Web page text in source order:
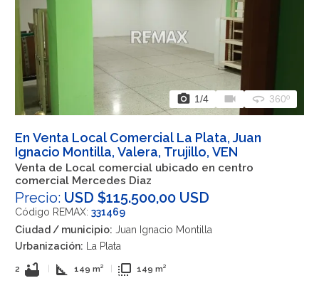
photo_camera 1/4 videocam 360 360º
En Venta Local Comercial La Plata, Juan
Ignacio Montilla, Valera, Trujillo, VEN
Venta de Local comercial ubicado en centro
comercial Mercedes Diaz
Precio: USD $115.500,00 USD
Código REMAX: 331469
Ciudad / municipio: Juan Ignacio Montilla
Urbanización: La Plata
2 bathtub square_foot 149 m² flip_to_front 149 m²